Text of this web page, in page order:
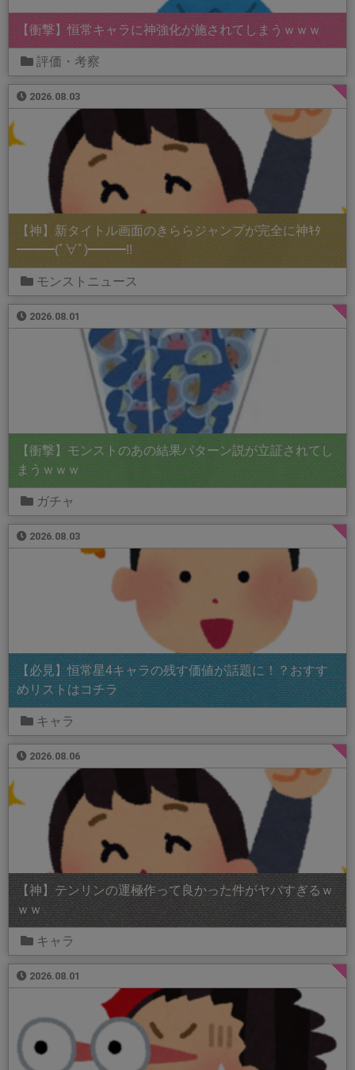
【衝撃】恒常キャラに神強化が施されてしまうｗｗｗ
評価・考察
2026.08.03
【神】新タイトル画面のきららジャンプが完全に神ｷﾀ
━━━(ﾟ∀ﾟ)━━━!!
モンストニュース
2026.08.01
【衝撃】モンストのあの結果パターン説が立証されてし
まうｗｗｗ
ガチャ
2026.08.03
【必見】恒常星4キャラの残す価値が話題に！？おすす
めリストはコチラ
キャラ
2026.08.06
【神】テンリンの運極作って良かった件がヤバすぎるｗ
ｗｗ
キャラ
2026.08.01